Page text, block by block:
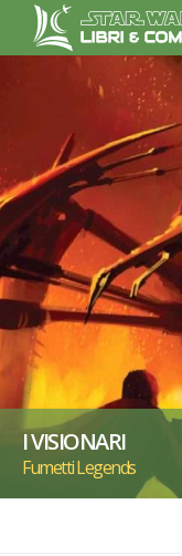
I VISIONARI
Fumetti Legends